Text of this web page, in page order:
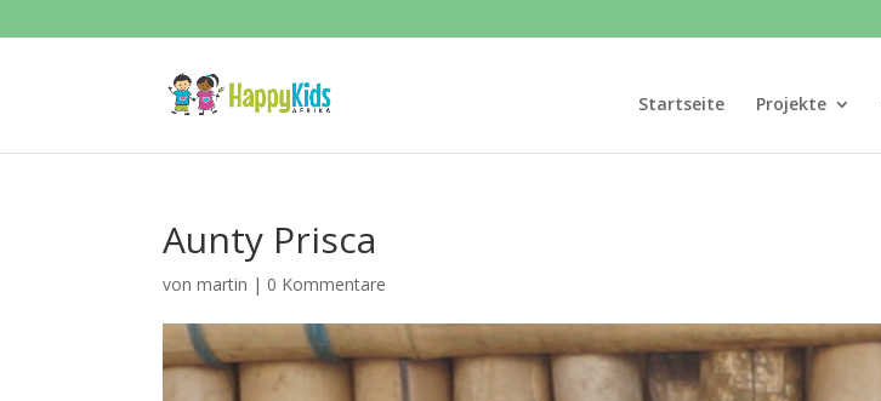
Startseite Projekte
Aunty Prisca
vonmartin | 0 Kommentare